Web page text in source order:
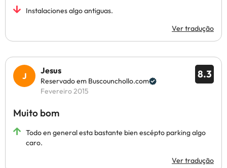
Instalaciones algo antiguas.
Ver tradução
8.3
Jesus
Reservado em Buscounchollo.com
Fevereiro 2015
Muito bom
Todo en general esta bastante bien escépto parking algo
caro.
Ver tradução